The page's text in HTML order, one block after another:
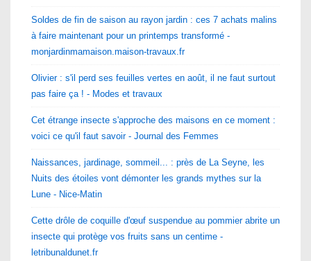
Soldes de fin de saison au rayon jardin : ces 7 achats malins
à faire maintenant pour un printemps transformé -
monjardinmamaison.maison-travaux.fr
Olivier : s'il perd ses feuilles vertes en août, il ne faut surtout
pas faire ça ! - Modes et travaux
Cet étrange insecte s'approche des maisons en ce moment :
voici ce qu'il faut savoir - Journal des Femmes
Naissances, jardinage, sommeil... : près de La Seyne, les
Nuits des étoiles vont démonter les grands mythes sur la
Lune - Nice-Matin
Cette drôle de coquille d'œuf suspendue au pommier abrite un
insecte qui protège vos fruits sans un centime -
letribunaldunet.fr